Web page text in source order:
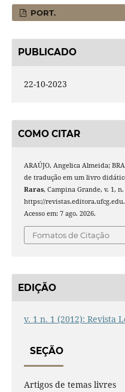
PORT.
PUBLICADO
22-10-2023
COMO CITAR
ARAÚJO, Angelica Almeida;
de tradução em um livro
Raras, Campina Grande, v. 1,
https://
Acesso em: 7 ago. 2026.
Fomatos de Citação
EDIÇÃO
v. 1 n. 1 (2012): Revista
SEÇÃO
Artigos de temas livres